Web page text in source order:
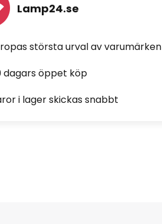
Lamp24.se
största urval av varumärken
dagars öppet köp
i lager skickas snabbt